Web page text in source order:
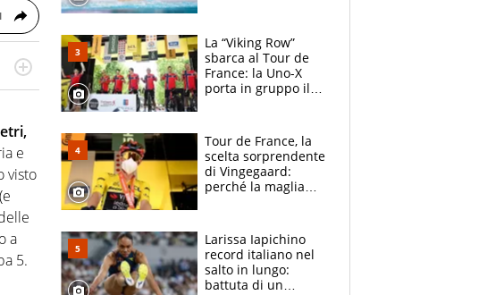
e
visto
a
5.
mirino
La “Viking Row”
sbarca al Tour de
France: la Uno-X
porta in gruppo il
compagni
Tour de France, la
scelta sorprendente
di Vingegaard:
perché la maglia
rischio da evitare
Larissa Iapichino
record italiano nel
salto in lungo:
battuta di un